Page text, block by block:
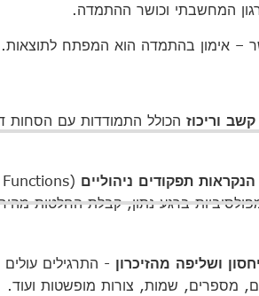
המחשבתי וכושר ההתמדה.
קשב וריכוז הכולל התמודדות עם הסחות
הנקראות תפקודים ניהוליים (Executive Functions) בינהם:
ברגע נתון, קבלת החלטות
ושליפה מהזיכרון - התרגילים
מספרים, שמות, צורות מופשטות ועוד.